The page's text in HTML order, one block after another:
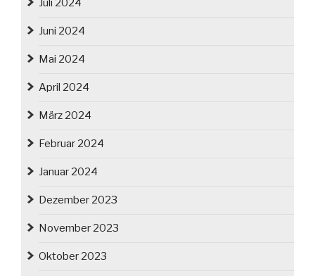
Juli 2024
Juni 2024
Mai 2024
April 2024
März 2024
Februar 2024
Januar 2024
Dezember 2023
November 2023
Oktober 2023